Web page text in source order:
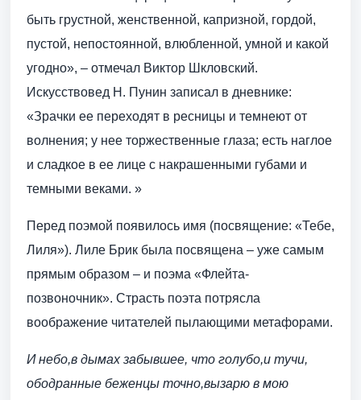
быть грустной, женственной, капризной, гордой,
пустой, непостоянной, влюбленной, умной и какой
угодно», – отмечал Виктор Шкловский.
Искусствовед Н. Пунин записал в дневнике:
«Зрачки ее переходят в ресницы и темнеют от
волнения; у нее торжественные глаза; есть наглое
и сладкое в ее лице с накрашенными губами и
темными веками. »
Перед поэмой появилось имя (посвящение: «Тебе,
Лиля»). Лиле Брик была посвящена – уже самым
прямым образом – и поэма «Флейта-
позвоночник». Страсть поэта потрясла
воображение читателей пылающими метафорами.
И небо,в дымах забывшее, что голубо,и тучи,
ободранные беженцы точно,вызарю в мою